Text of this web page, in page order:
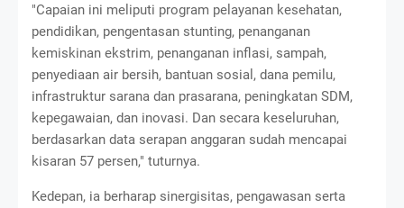
"Capaian ini meliputi program pelayanan kesehatan,
pendidikan, pengentasan stunting, penanganan
kemiskinan ekstrim, penanganan inflasi, sampah,
penyediaan air bersih, bantuan sosial, dana pemilu,
infrastruktur sarana dan prasarana, peningkatan SDM,
kepegawaian, dan inovasi. Dan secara keseluruhan,
berdasarkan data serapan anggaran sudah mencapai
kisaran 57 persen," tuturnya.
Kedepan, ia berharap sinergisitas, pengawasan serta